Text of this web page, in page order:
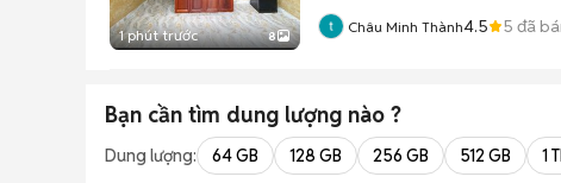
1 phút trước 8 Châu Minh Thành4.5 5 đã
Bạn cần tìm dung lượng nào ?
Dung lượng: 64 GB 128 GB 256 GB 512 GB 1